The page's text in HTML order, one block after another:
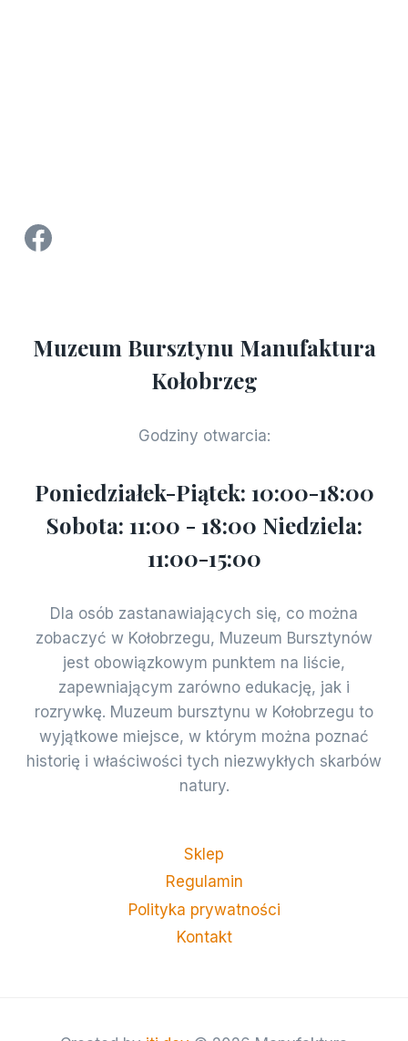
Strona Facebook Manufaktura Bursztynu - Muzeum Bursztynu w Kołobrzegu
Muzeum Bursztynu Manufaktura
Kołobrzeg
Godziny otwarcia:
Poniedziałek-Piątek: 10:00-18:00
Sobota: 11:00 - 18:00 Niedziela:
11:00-15:00
Dla osób zastanawiających się, co można
zobaczyć w Kołobrzegu, Muzeum Bursztynów
jest obowiązkowym punktem na liście,
zapewniającym zarówno edukację, jak i
rozrywkę. Muzeum bursztynu w Kołobrzegu to
wyjątkowe miejsce, w którym można poznać
historię i właściwości tych niezwykłych skarbów
natury.
Sklep
Regulamin
Polityka prywatności
Kontakt